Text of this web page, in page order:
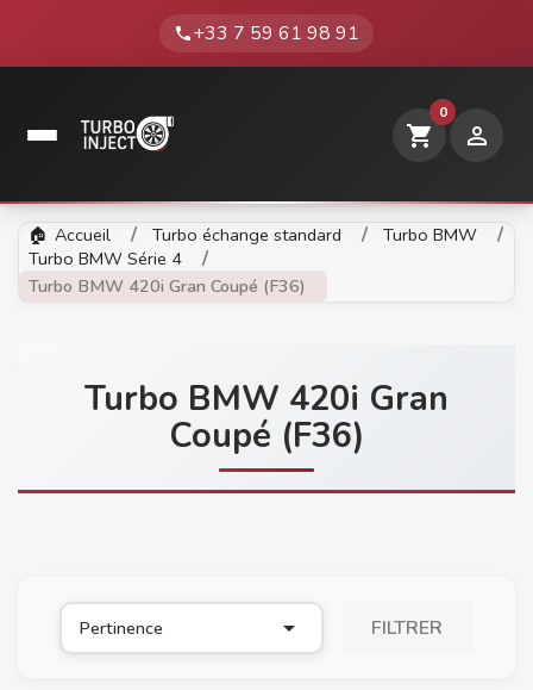
phone+33 7 59 61 98 91
shopping_cart
0

Accueil Turbo échange standard
Turbo BMW
Turbo BMW Série 4
Turbo BMW 420i Gran Coupé (F36)
Turbo BMW 420i Gran
Coupé (F36)
Pertinence  FILTRER